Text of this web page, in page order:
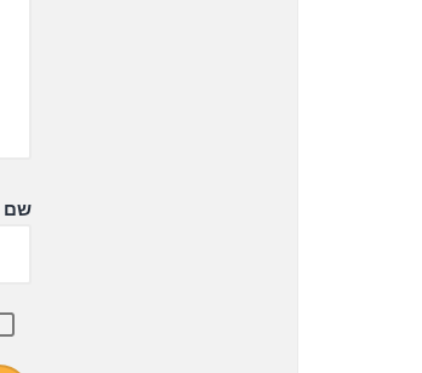
שם